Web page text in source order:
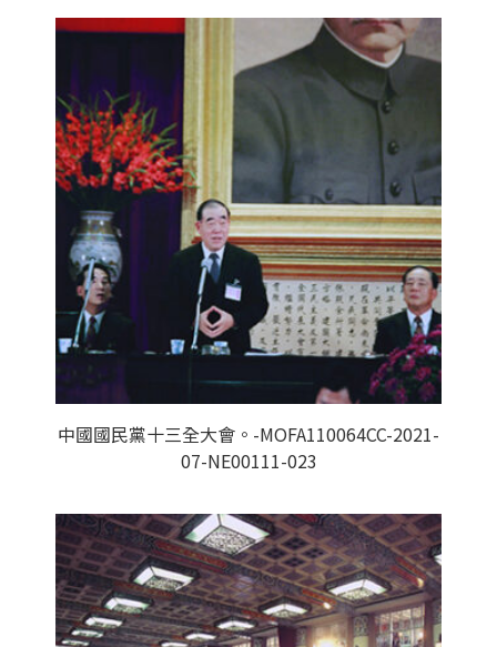
中國國民黨十三全大會。-MOFA110064CC-2021-
07-NE00111-023